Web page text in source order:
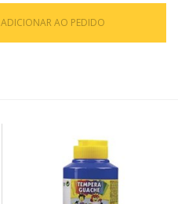
ADICIONAR AO PEDIDO